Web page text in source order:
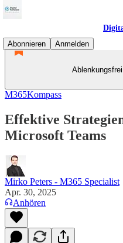
Abonnieren
Anmelden
M365Kompass
Effektive
Microsoft Teams
Mirko Peters - M365 Specialist
Apr. 30, 2025
Anhören